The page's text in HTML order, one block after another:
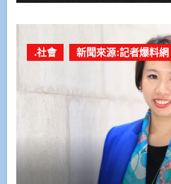
.社會 新聞來源:記者爆料網